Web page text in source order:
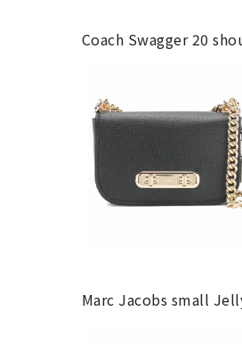
Coach Swagger 20
Marc Jacobs small